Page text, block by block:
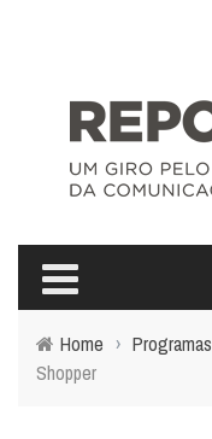
Home › Programas
Shopper